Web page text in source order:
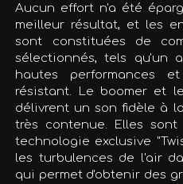
Aucun effort n'a été
meilleur résultat, et les
sont constituées de
sélectionnés, tels qu'un
hautes performances
résistant. Le boomer et
délivrent un son fidèle à
très contenue. Elles
technologie exclusive
les turbulences de l'air
qui permet d'obtenir des